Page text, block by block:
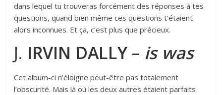
dans lequel tu trouveras forcément des réponses à tes
questions, quand bien même ces questions t’étaient
alors inconnues. Et ça, c’est plus que précieux.
J. IRVIN DALLY – is was
Cet album-ci n’éloigne peut-être pas totalement
l’obscurité. Mais là où les deux autres étaient parfaits